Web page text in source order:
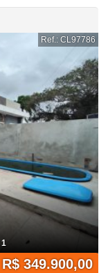
Ref.: CL97786
1
R$ 349.900,00